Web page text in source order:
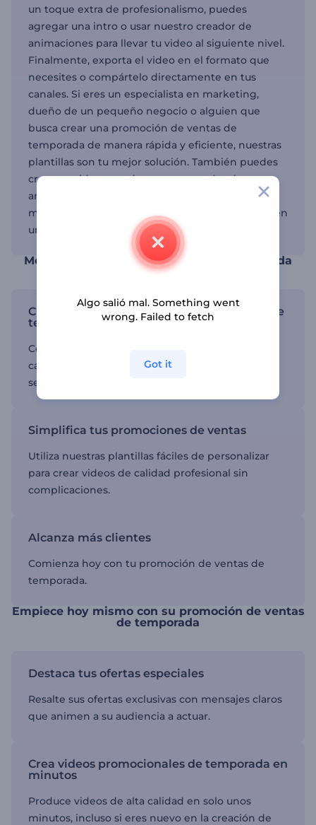
un toque extra de profesionalismo, puedes
agregar una intro o usar nuestro creador de
animaciones para llevar tu video al siguiente nivel.
Finalmente, exporta el video en el formato que
necesites o compártelo directamente en tus
canales. Si eres un especialista en marketing,
dueño de un pequeño negocio o alguien que
busca crear una promoción de ventas de
temporada de manera rápida y eficiente, nuestras
plantillas son tu mejor solución. También puedes
crear un video usando nuestro creador de
anuncios de video de forma gratuita para
maximizar tu alcance y conectar con audiencias en
una escala aún mayor.
Mejora tu estrategia de ventas de temporada
Crea videos llamativos para promociones de
temporada
Convierte espectadores creando videos que
captan la atención y resaltan tus productos y
servicios.
Simplifica tus promociones de ventas
Utiliza nuestras plantillas fáciles de personalizar
para crear videos de calidad profesional sin
complicaciones.
Alcanza más clientes
Comienza hoy con tu promoción de ventas de
temporada.
Empiece hoy mismo con su promoción de ventas
de temporada
Destaca tus ofertas especiales
Resalte sus ofertas exclusivas con mensajes claros
que animen a su audiencia a actuar.
Crea videos promocionales de temporada en
minutos
Produce videos de alta calidad en solo unos
minutos, incluso si eres nuevo en la creación de
Algo salió mal. Something went
wrong. Failed to fetch
Got it